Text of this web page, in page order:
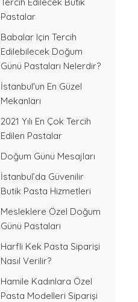
Pastalar
Babalar Için Tercih
Edilebilecek Doğum
Günü Pastaları Nelerdir?
İstanbul'un En Güzel
Mekanları
2021 Yılı En Çok Tercih
Edilen Pastalar
Doğum Günü Mesajları
İstanbul’da Güvenilir
Butik Pasta Hizmetleri
Mesleklere Özel Doğum
Günü Pastaları
Harfli Kek Pasta Siparişi
Nasıl Verilir?
Hamile Kadınlara Özel
Pasta Modelleri Siparişi